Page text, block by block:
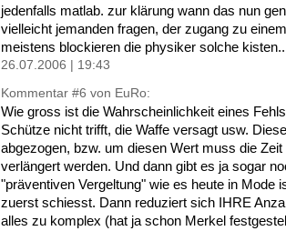
jedenfalls matlab. zur klärung wann das nun
vielleicht jemanden fragen, der zugang zu
meistens blockieren die physiker solche
26.07.2006 | 19:43
Kommentar #6 von EuRo:
Wie gross ist die Wahrscheinlichkeit eines
Schütze nicht trifft, die Waffe versagt usw.
abgezogen, bzw. um diesen Wert muss die
verlängert werden. Und dann gibt es ja sogar
"präventiven Vergeltung" wie es heute in Mode
zuerst schiesst. Dann reduziert sich IHRE
alles zu komplex (hat ja schon Merkel